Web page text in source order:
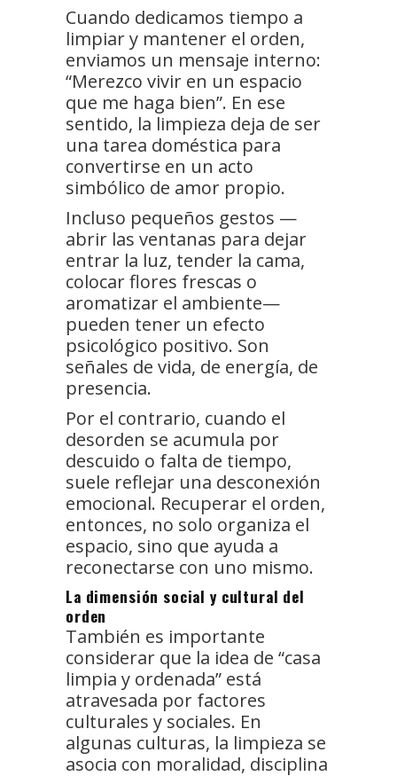
Cuando dedicamos tiempo a
limpiar y mantener el orden,
enviamos un mensaje interno:
“Merezco vivir en un espacio
que me haga bien”. En ese
sentido, la limpieza deja de ser
una tarea doméstica para
convertirse en un acto
simbólico de amor propio.
Incluso pequeños gestos —
abrir las ventanas para dejar
entrar la luz, tender la cama,
colocar flores frescas o
aromatizar el ambiente—
pueden tener un efecto
psicológico positivo. Son
señales de vida, de energía, de
presencia.
Por el contrario, cuando el
desorden se acumula por
descuido o falta de tiempo,
suele reflejar una desconexión
emocional. Recuperar el orden,
entonces, no solo organiza el
espacio, sino que ayuda a
reconectarse con uno mismo.
La dimensión social y cultural del
orden
También es importante
considerar que la idea de “casa
limpia y ordenada” está
atravesada por factores
culturales y sociales. En
algunas culturas, la limpieza se
asocia con moralidad, disciplina